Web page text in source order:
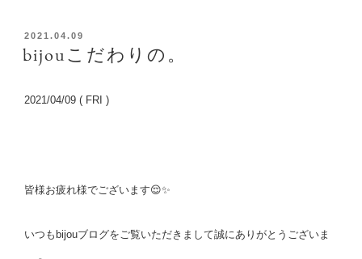
投
稿
日:
2021.04.09
bijouこだわりの。
2021/04/09 ( FRI )
皆様お疲れ様でございます😌✨
いつもbijouブログをご覧いただきまして誠にありがとうございま